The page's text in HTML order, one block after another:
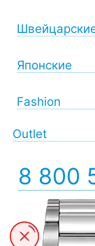
Японские
Fashion
Outlet
8 800